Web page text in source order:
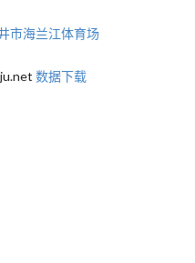
市海兰江体育场
数据下载